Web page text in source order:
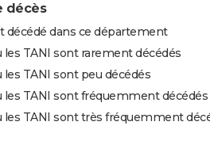
décès
décédé dans ce département
TANI sont rarement décédés
TANI sont peu décédés
TANI sont fréquemment décédés
TANI sont très fréquemment